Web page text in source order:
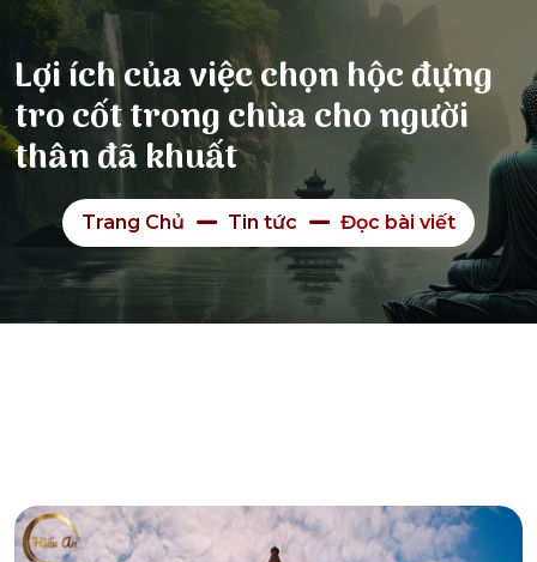
Lợi ích của việc chọn hộc đựng
tro cốt trong chùa cho người
thân đã khuất
Trang Chủ Tin tức Đọc bài viết